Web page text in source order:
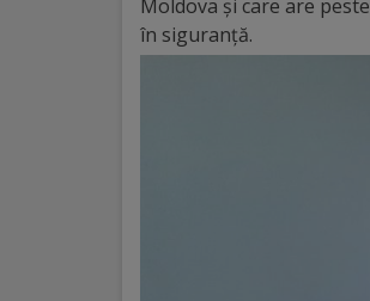
Galerii
Moldova și care are
în siguranță.